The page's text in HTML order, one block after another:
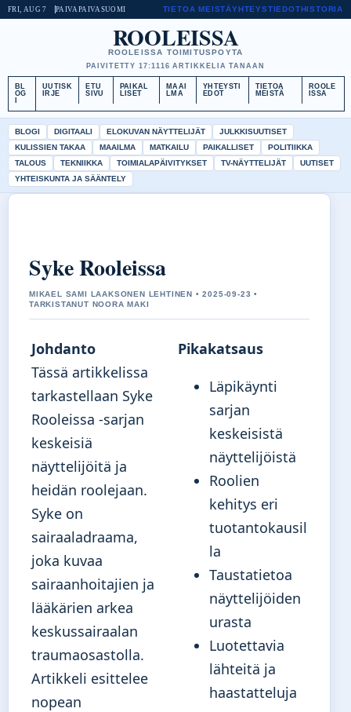
FRI, AUG 7 PAIVAPAIVASUOMI TIETOA MEISTÄYHTEYSTIEDOTHISTORIA
ROOLEISSA
ROOLEISSA TOIMITUSPOYTA
PAIVITETTY 17:1116 ARTIKKELIA TANAAN
BL
OG
UUTISK
IRJE
ETU
SIVU
PAIKAL
LISET
MAAI
LMA
YHTEYSTI
EDOT
TIETOA
MEISTÄ
ROOLE
ISSA
BLOGI DIGITAALI ELOKUVAN NÄYTTELIJÄT
JULKKISUUTISET
KULISSIEN TAKAA
MAAILMA MATKAILU PAIKALLISET
POLITIIKKA
TALOUS
TEKNIIKKA TOIMIALAPÄIVITYKSET TV-NÄYTTELIJÄT
UUTISET
YHTEISKUNTA JA SÄÄNTELY
Syke Rooleissa
MIKAEL SAMI LAAKSONEN LEHTINEN • 2025-09-23 •
TARKISTANUT NOORA MAKI
Johdanto
Tässä artikkelissa
tarkastellaan Syke
Rooleissa -sarjan
keskeisiä
näyttelijöitä ja
heidän roolejaan.
Syke on
sairaaladraama,
joka kuvaa
sairaanhoitajien ja
lääkärien arkea
keskussairaalan
traumaosastolla.
Artikkeli esittelee
nopean
Pikakatsaus
Läpikäynti
sarjan
keskeisistä
näyttelijöistä
Roolien
kehitys eri
tuotantokausil
la
Taustatietoa
näyttelijöiden
urasta
Luotettavia
lähteitä ja
haastatteluja